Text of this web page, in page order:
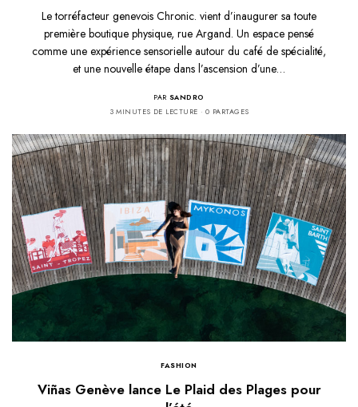
Le torréfacteur genevois Chronic. vient d’inaugurer sa toute
première boutique physique, rue Argand. Un espace pensé
comme une expérience sensorielle autour du café de spécialité,
et une nouvelle étape dans l’ascension d’une…
PAR SANDRO
3 MINUTES DE LECTURE
0 PARTAGES
FASHION
Viñas Genève lance Le Plaid des Plages pour